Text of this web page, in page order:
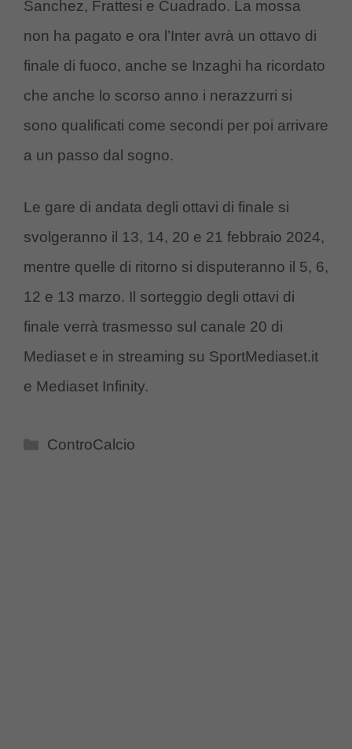
Sanchez, Frattesi e Cuadrado. La mossa
non ha pagato e ora l’Inter avrà un ottavo di
finale di fuoco, anche se Inzaghi ha ricordato
che anche lo scorso anno i nerazzurri si
sono qualificati come secondi per poi arrivare
a un passo dal sogno.
Le gare di andata degli ottavi di finale si
svolgeranno il 13, 14, 20 e 21 febbraio 2024,
mentre quelle di ritorno si disputeranno il 5, 6,
12 e 13 marzo. Il sorteggio degli ottavi di
finale verrà trasmesso sul canale 20 di
Mediaset e in streaming su SportMediaset.it
e Mediaset Infinity.
Categorie
ControCalcio